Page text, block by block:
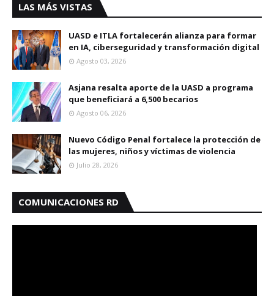
LAS MÁS VISTAS
UASD e ITLA fortalecerán alianza para formar
en IA, ciberseguridad y transformación digital
Agosto 03, 2026
Asjana resalta aporte de la UASD a programa
que beneficiará a 6,500 becarios
Agosto 06, 2026
Nuevo Código Penal fortalece la protección de
las mujeres, niños y víctimas de violencia
Julio 28, 2026
COMUNICACIONES RD